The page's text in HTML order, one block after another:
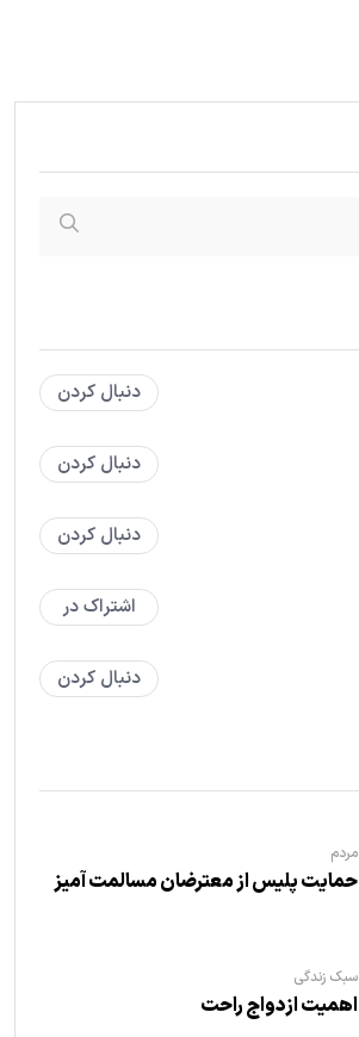
دنبال کردن
دنبال کردن
دنبال کردن
اشتراک در
دنبال کردن
مردم
حمایت پلیس از معترضان مسالمت آمیز
سبک زندگی
اهمیت ازدواج راحت